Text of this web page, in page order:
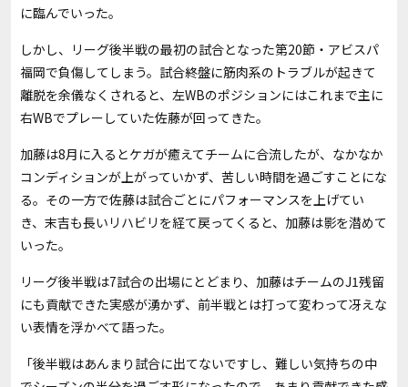
に臨んでいった。
しかし、リーグ後半戦の最初の試合となった第20節・アビスパ
福岡で負傷してしまう。試合終盤に筋肉系のトラブルが起きて
離脱を余儀なくされると、左WBのポジションにはこれまで主に
右WBでプレーしていた佐藤が回ってきた。
加藤は8月に入るとケガが癒えてチームに合流したが、なかなか
コンディションが上がっていかず、苦しい時間を過ごすことにな
る。その一方で佐藤は試合ごとにパフォーマンスを上げてい
き、末吉も長いリハビリを経て戻ってくると、加藤は影を潜めて
いった。
リーグ後半戦は7試合の出場にとどまり、加藤はチームのJ1残留
にも貢献できた実感が湧かず、前半戦とは打って変わって冴えな
い表情を浮かべて語った。
「後半戦はあんまり試合に出てないですし、難しい気持ちの中